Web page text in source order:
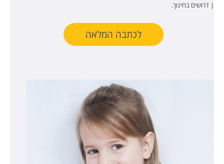
| דרושים בחינוך.
לכתבה המלאה